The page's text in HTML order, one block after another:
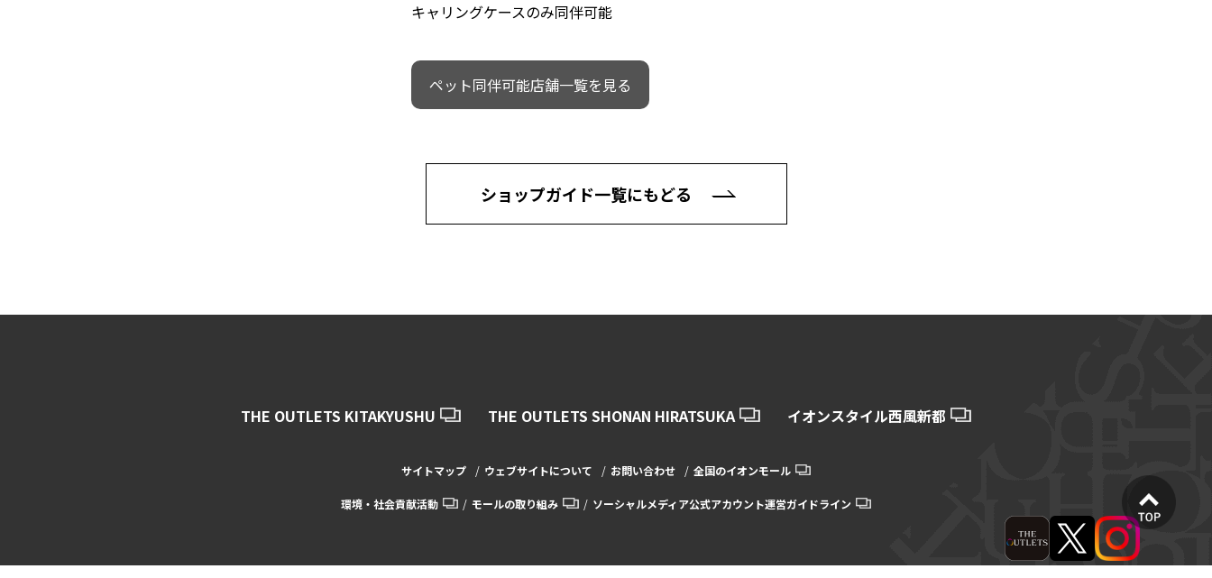
キャリングケースのみ同伴可能
ペット同伴可能店舗一覧を見る
ショップガイド一覧にもどる
THE OUTLETS KITAKYUSHU THE OUTLETS SHONAN HIRATSUKA イオンスタイル西風新都
サイトマップ ウェブサイトについて お問い合わせ 全国のイオンモール
環境・社会貢献活動 モールの取り組み ソーシャルメディア公式アカウント運営ガイドライン